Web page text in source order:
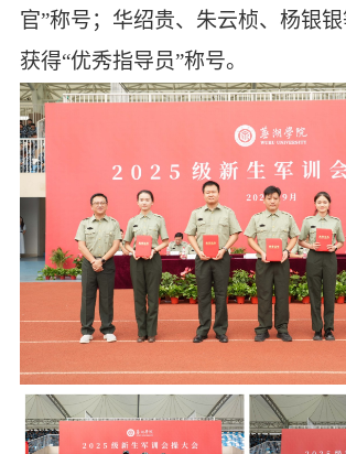
官”称号；华绍贵、朱云桢、杨银
获得“优秀指导员”称号。